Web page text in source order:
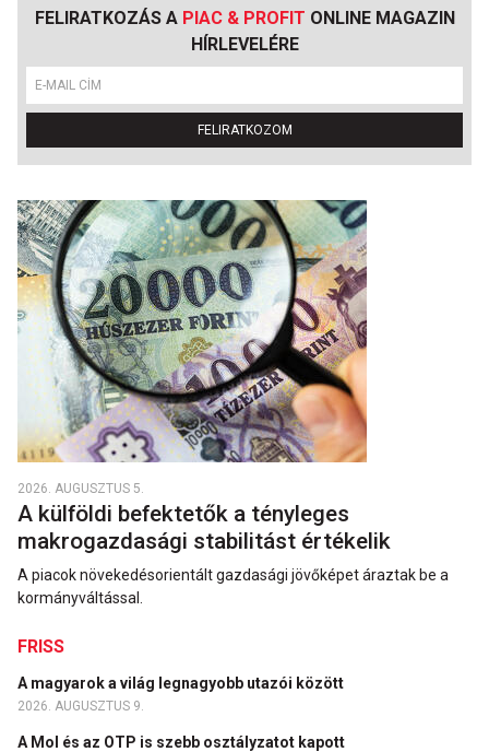
FELIRATKOZÁS A PIAC & PROFIT ONLINE MAGAZIN
HÍRLEVELÉRE
FELIRATKOZOM
2026. AUGUSZTUS 5.
A külföldi befektetők a tényleges
makrogazdasági stabilitást értékelik
A piacok növekedésorientált gazdasági jövőképet áraztak be a
kormányváltással.
FRISS
A magyarok a világ legnagyobb utazói között
2026. AUGUSZTUS 9.
A Mol és az OTP is szebb osztályzatot kapott